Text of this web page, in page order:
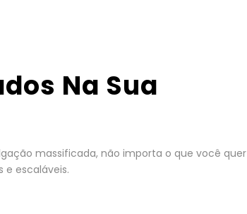
Na Sua
massificada, não importa o que você quer
e escaláveis.